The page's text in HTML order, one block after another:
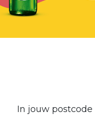
In jouw